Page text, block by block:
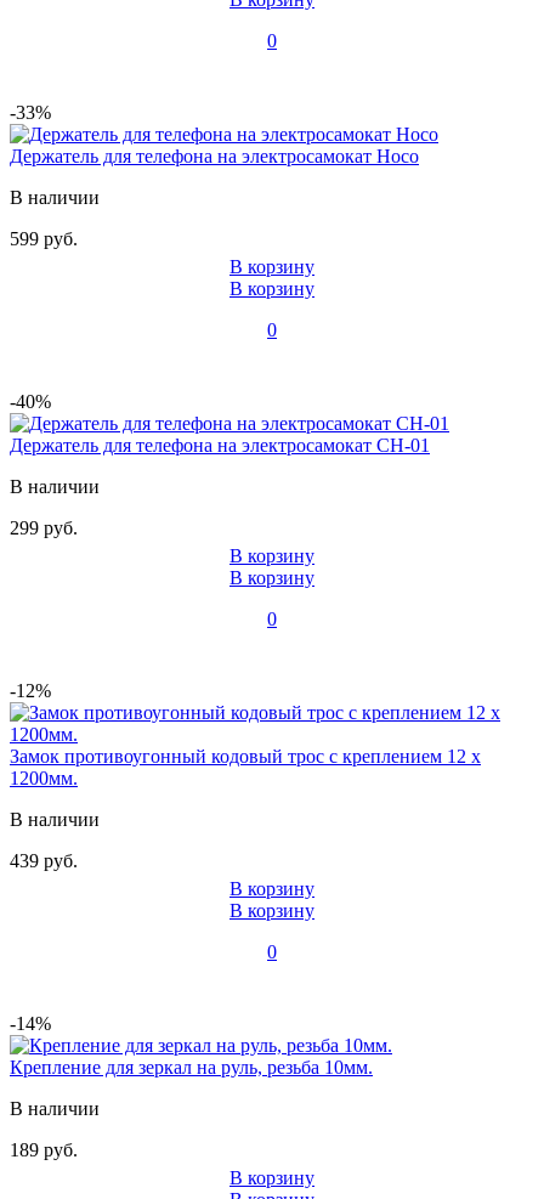
0
-33%
Держатель для телефона на электросамокат Hoco
В наличии
599 руб.
В корзину
В корзину
0
-40%
Держатель для телефона на электросамокат CH-01
В наличии
299 руб.
В корзину
В корзину
0
-12%
Замок противоугонный кодовый трос с креплением 12 x
1200мм.
В наличии
439 руб.
В корзину
В корзину
0
-14%
Крепление для зеркал на руль, резьба 10мм.
В наличии
189 руб.
В корзину